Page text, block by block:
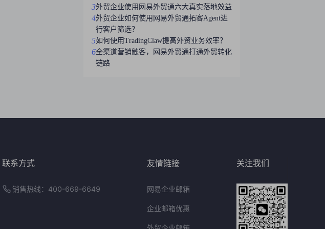
3外贸企业使用网易外贸通六大真实落地效益
4外贸企业如何使用网易外贸通拓客Agent进
行客户筛选？
5如何使用TradingClaw提高外贸业务效率？
6全渠道营销触客，网易外贸通打通外贸转化
链路
联系方式
销售热线：400-669-6649
友情链接
网易企业邮箱
企业邮箱优惠
关注我们